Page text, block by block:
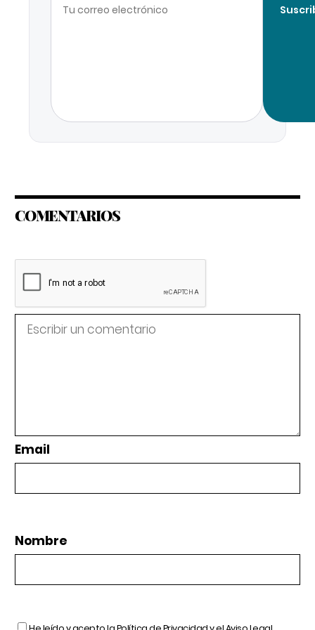
COMENTARIOS
Email
Nombre